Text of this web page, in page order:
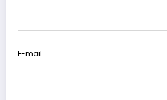
E-mail